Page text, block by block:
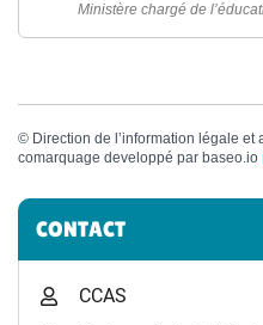
Ministère chargé de
© Direction de l’information légale et
comarquage developpé par baseo.io
Informations
CONTACT
CCAS